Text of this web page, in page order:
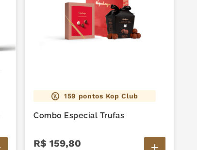
159 pontos Kop Club
Combo Especial Trufas
R$ 159,80